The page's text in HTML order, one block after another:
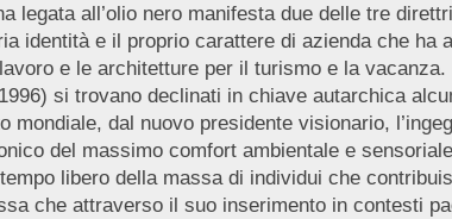
legata all’olio nero manifesta due delle tre
identità e il proprio carattere di azienda che ha
e le architetture per il turismo e la
si trovano declinati in chiave autarchica
mondiale, dal nuovo presidente visionario,
del massimo comfort ambientale e
libero della massa di individui che
che attraverso il suo inserimento in contesti